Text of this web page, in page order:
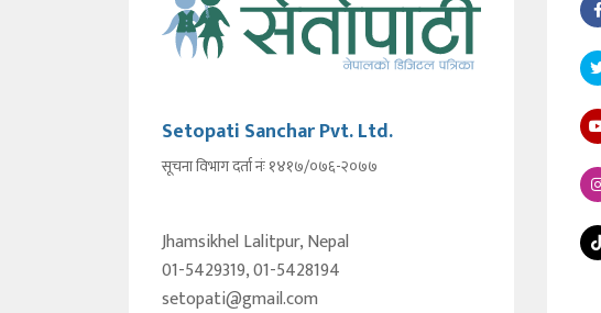
Setopati Sanchar Pvt. Ltd.
सूचना विभाग दर्ता नंः १४१७/०७६-२०७७
Jhamsikhel Lalitpur, Nepal
01-5429319, 01-5428194
setopati@gmail.com